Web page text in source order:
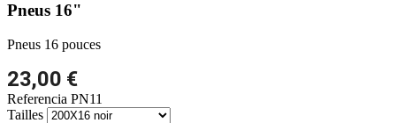
Pneus 16"
Pneus 16 pouces
23,00 €
Referencia PN11
Tailles